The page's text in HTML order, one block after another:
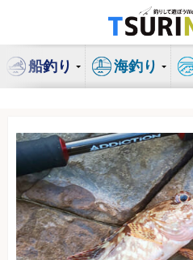
ン
船釣り 海釣り